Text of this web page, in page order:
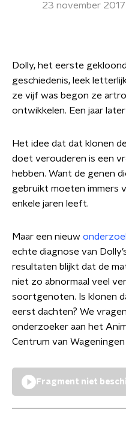
23 november
Dolly, het eerste
geschiedenis, leek
ze vijf was begon ze
ontwikkelen. Een jaar
Het idee dat dat klonen
doet verouderen is een
hebben. Want de genen
gebruikt moeten immers
enkele jaren leeft.
Maar een nieuw
echte diagnose van
resultaten blijkt dat de
niet zo abnormaal veel
soortgenoten. Is klonen
eerst dachten? We
onderzoeker aan het
Centrum van Wageningen
Fragment niet